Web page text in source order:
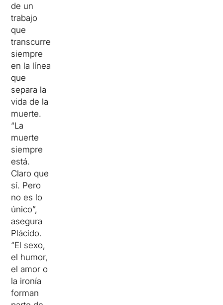
de un
trabajo
que
transcurre
siempre
en la línea
que
separa la
vida de la
muerte.
“La
muerte
siempre
está.
Claro que
sí. Pero
no es lo
único”,
asegura
Plácido.
“El sexo,
el humor,
el amor o
la ironía
forman